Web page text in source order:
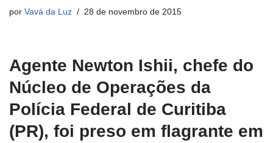
por Vavá da Luz 28 de novembro de 2015
Agente Newton Ishii, chefe do
Núcleo de Operações da
Polícia Federal de Curitiba
(PR), foi preso em flagrante em